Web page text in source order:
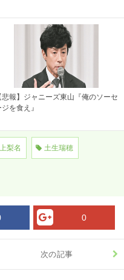
悲報】ジャニーズ東山『俺のソーセ
ジを食え』
梨名 土生瑞穂
0
次の記事